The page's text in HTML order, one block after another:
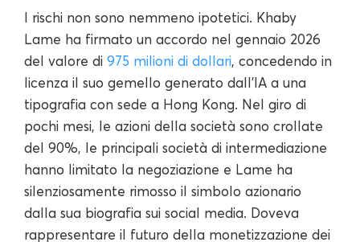
I rischi non sono nemmeno ipotetici. Khaby
Lame ha firmato un accordo nel gennaio 2026
del valore di 975 milioni di dollari, concedendo in
licenza il suo gemello generato dall'IA a una
tipografia con sede a Hong Kong. Nel giro di
pochi mesi, le azioni della società sono crollate
del 90%, le principali società di intermediazione
hanno limitato la negoziazione e Lame ha
silenziosamente rimosso il simbolo azionario
dalla sua biografia sui social media. Doveva
rappresentare il futuro della monetizzazione dei